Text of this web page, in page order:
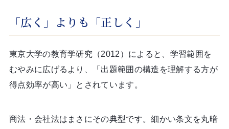
「広く」よりも「正しく」
東京大学の教育学研究（2012）によると、学習範囲を
むやみに広げるより、「出題範囲の構造を理解する方が
得点効率が高い」とされています。
商法・会社法はまさにその典型です。細かい条文を丸暗